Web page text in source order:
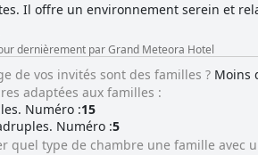
ce qui permet aux clients
l'ensemble, l'hôtel est un charmant
dans tout l'établissement, assurant
Il offre un environnement serein et
dernièrement par Grand Meteora Hotel
de vos invités sont des familles ? Moins
adaptées aux familles :
Numéro :15
Numéro :5
quel type de chambre une famille avec